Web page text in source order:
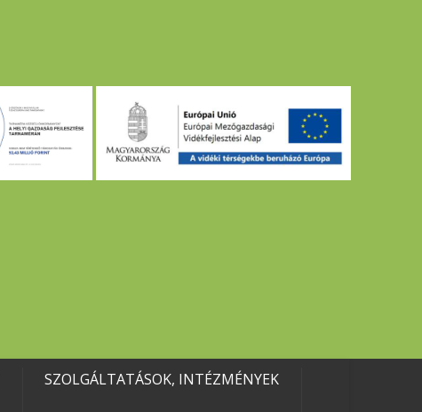
SZOLGÁLTATÁSOK, INTÉZMÉNYEK